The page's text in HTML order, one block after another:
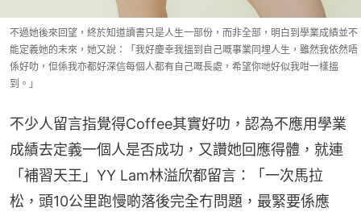
不過她後來回望，終於知道讀書只是人生一部份，而非全部，明白到學業成績並不
能定義她的未來，她又說：「我好慶幸我搵到自己嘅事業同埋人生，雖然我依然唔
係好叻，但係我亦都好深信每個人都有自己嘅長處，希望你哋好似我咁一樣搵
到。」
不少人留言指覺得Coffee其實好叻，認為不應用學業
成績去定義一個人是否成功，又讚她回應得體，就連
「補習天王」YY Lam林溢欣都留言：「一次馬拉
松，頭10公里跑慢啲落後完全冇問題，最緊要係應